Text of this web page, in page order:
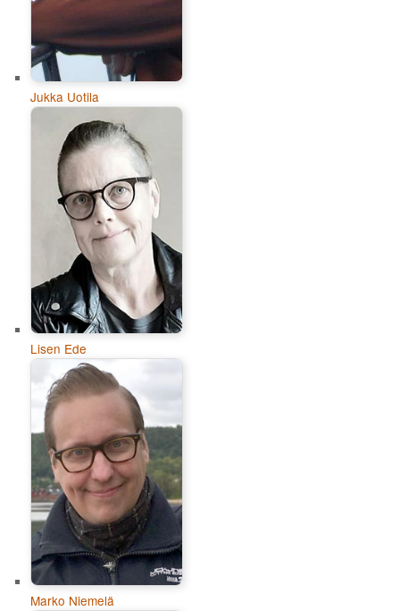
Jukka Uotila
Lisen Ede
Marko Niemelä